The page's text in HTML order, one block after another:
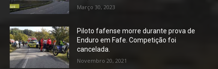
Março 30, 2023
Piloto fafense morre durante prova de
Enduro em Fafe. Competição foi
cancelada.
Novembro 20, 2021